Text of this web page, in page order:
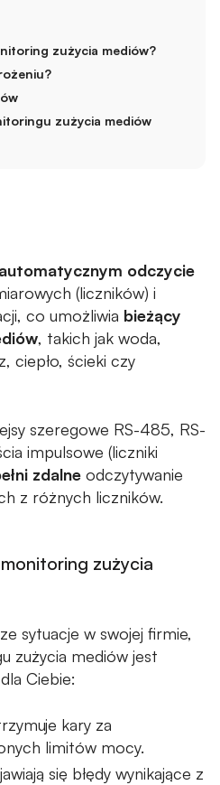
Vision)
zużycia mediów
planowania
VUE
zużycia mediów?
zużycia mediów
automatycznym odczycie
(liczników) i
co umożliwia bieżący
, takich jak woda,
ciepło, ścieki czy
szeregowe RS-485, RS-
impulsowe (liczniki
zdalne odczytywanie
z różnych liczników.
zużycia
sytuacje w swojej firmie,
zużycia mediów jest
Ciebie:
kary za
limitów mocy.
się błędy wynikające z